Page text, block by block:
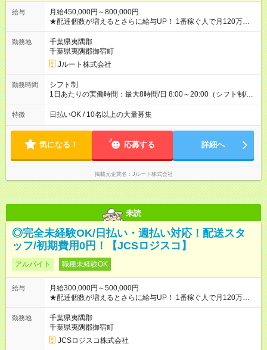
給与
月給450,000円～800,000円
★配達個数が増えるとさらに給与UP！ 1番稼ぐ人で月120万ほ
ど！ ・主要都市エリア 月収55万円／週5日稼働 月収65万~112
万円／週6日稼働 ・地方郊外エリア 月収40万円／週5日稼働 月
収40万円~50万円／週6日稼働 ＜モデルイメージ＞ ■月収50万
円 (27歳男性/江東区在住)※元建築関係 1日150個配達×25日勤務
(日休み) ■月収80万円(43歳男性/墨田区在住)※元営業 1日200個
勤務地
千葉県夷隅郡
千葉県夷隅郡御宿町
Jルート株式会社
勤務時間
シフト制
1日あたりの実働時間：最大8時間/日 8:00～20:00（シフト制/実
働8時間） ※週5日勤務（場所次第では週4も有り） ※配達状況に
よって時間外での勤務可能性有り ※案件により多少の前後あり
特徴 日払いOK / 10名以上の大量募集
気になる！ 応募する 詳細へ
掲載元企業名 Jルート株式会社
未読
◎完全未経験OK/日払い・週払い対応！配送スタ
ッフ/初期費用0円！【JCSロジスコ】
アルバイト 職種未経験OK
給与
月給300,000円～500,000円
★配達個数が増えるとさらに給与UP！ 1番稼ぐ人で月120万ほ
ど！ ・主要都市エリア 月収55万円／週5日稼働 月収65万~112
万円／週6日稼働 ・地方郊外エリア 月収40万円／週5日稼働 月
収40万円~50万円／週6日稼働 ＜モデルイメージ＞ ■月収50万
円 (27歳男性/江東区在住)※元建築関係 1日150個配達×25日勤務
(日休み) ■月収80万円(43歳男性/墨田区在住)※元営業 1日200個
勤務地
千葉県夷隅郡
千葉県夷隅郡御宿町
JCSロジスコ株式会社